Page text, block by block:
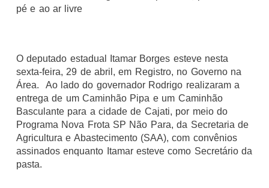
O deputado estadual Itamar Borges esteve nesta
sexta-feira, 29 de abril, em Registro, no Governo na
Área. Ao lado do governador Rodrigo realizaram a
entrega de um Caminhão Pipa e um Caminhão
Basculante para a cidade de Cajati, por meio do
Programa Nova Frota SP Não Para, da Secretaria de
Agricultura e Abastecimento (SAA), com convênios
assinados enquanto Itamar esteve como Secretário da
pasta.